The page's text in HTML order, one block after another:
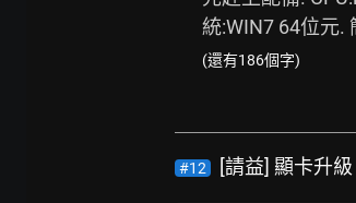
統:WIN7 64位元.
(還有186個字)
#12 [請益] 顯卡升級